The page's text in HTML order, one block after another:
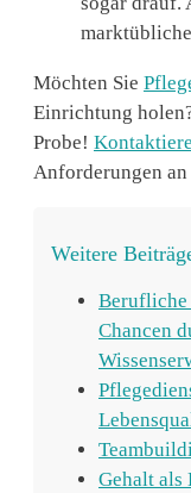
Möchten Sie
Einrichtung
Probe!
Anforderungen
Weitere
Berufliche
Chancen
Gehalt als